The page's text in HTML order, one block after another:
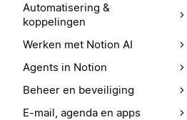
Automatisering &
koppelingen
Werken met Notion AI
Agents in Notion
Beheer en beveiliging
E-mail, agenda en apps